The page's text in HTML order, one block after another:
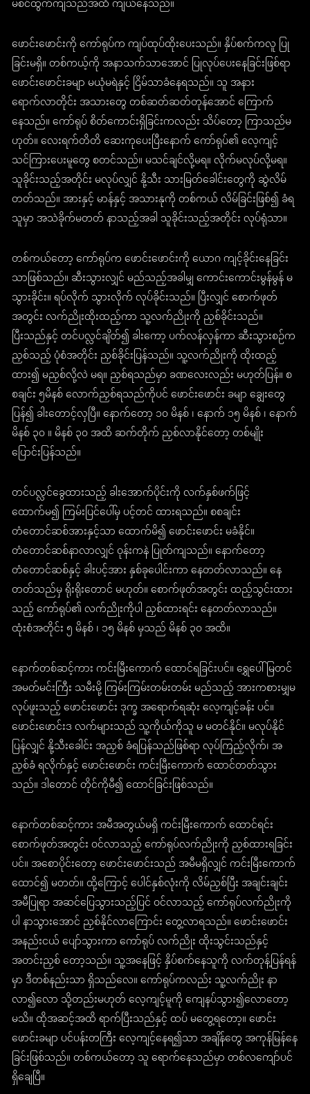
မစင်ထွက်ကျသည်အထိ ကျယ်နေသည်။
ဖောင်းဖောင်းကို ကော်ရုပ်က ကျပ်ထုပ်ထိုးပေးသည်။ နှိပ်စက်ကလူ ပြု
ခြင်းမရှိ။ တစ်ကယ့်ကို အနာသက်သာအောင် ပြုလုပ်ပေးနေခြင်းဖြစ်ရာ
ဖောင်းဖောင်းခမျာ မယုံမရဲနှင့် ငြိမ်သာခံနေရသည်။ သူ အနား
ရောက်လာတိုင်း အသားတွေ တစ်ဆတ်ဆတ်တုန်အောင် ကြောက်
နေသည်။ ကော်ရုပ် စိတ်ကောင်းရှိခြင်းကလည်း သိပ်တော့ ကြာသည်မ
ဟုတ်။ လေးရက်တိတိ ဆေးကုပေးပြီးနောက် ကော်ရုပ်၏ လေ့ကျင့်
သင်ကြားပေးမူတွေ စတင်သည်။ မသင်ချင်လို့မရ။ လိုက်မလုပ်လို့မရ။
သူခိုင်းသည့်အတိုင်း မလုပ်လျှင် နို့သီး သားမြတ်ခေါင်းတွေကို ဆွဲလိမ်
တတ်သည်။ အားနှင့် မာန်နှင့် အသားနုကို တစ်ကယ် လိမ်ခြင်းဖြစ်၍ ခံရ
သူမှာ အသဲခိုက်မတတ် နာသည့်အခါ သူခိုင်းသည့်အတိုင်း လုပ်ရုံသာ။
တစ်ကယ်တော့ ကော်ရုပ်က ဖောင်းဖောင်းကို ယောဂ ကျင့်ခိုင်းနေခြင်း
သာဖြစ်သည်။ ဆီးသွားလျှင် မည်သည့်အခါမျှ ကောင်းကောင်းမွန်မွန် မ
သွားခိုင်း။ ရပ်လိုက် သွားလိုက် လုပ်ခိုင်းသည်။ ပြီးလျှင် စောက်ဖုတ်
အတွင်း လက်ညိုးထိုးထည့်ကာ သူ့လက်ညိုးကို ညှစ်ခိုင်းသည်။
ပြီးသည်နှင့် တင်ပလ္လင်ချိတ်၍ ခါးကော့ ပက်လန်လှန်ကာ ဆီးသွားစဉ်က
ညှစ်သည့် ပုံစံအတိုင်း ညှစ်ခိုင်းပြန်သည်။ သူ့လက်ညိုးကို ထိုးထည့်
ထား၍ မညှစ်လို့လဲ မရ။ ညှစ်ရသည်မှာ ခဏလေးလည်း မဟုတ်ပြန်။ စ
စချင်း ၅မိနစ် လောက်ညှစ်ရသည်ကိုပင် ဖောင်းဖောင်း ခမျာ ချွေးတွေ
ပြန်၍ ခါးတောင့်လှပြီ။ နောက်တော့ ၁၀ မိနစ် ၊ နောက် ၁၅ မိနစ် ၊ နောက်
မိနစ် ၃၀ ။ မိနစ် ၃၀ အထိ ဆက်တိုက် ညှစ်လာနိုင်တော့ တစ်မျိုး
ပြောင်းပြန်သည်။
တင်ပလ္လင်ခွေထားသည့် ခါးအောက်ပိုင်းကို လက်နှစ်ဖက်ဖြင့်
ထောက်မ၍ ကြမ်းပြင်ပေါ်မှ ပင့်တင် ထားရသည်။ စစချင်း
တံတောင်ဆစ်အားနှင့်သာ ထောက်မိ၍ ဖောင်းဖောင်း မခံနိုင်။
တံတောင်ဆစ်နာလာလျှင် ဝုန်းကနဲ ပြုတ်ကျသည်။ နောက်တော့
တံတောင်ဆစ်နှင့် ခါးပင့်အား နှစ်ခုပေါင်းကာ နေတတ်လာသည်။ နေ
တတ်သည်မှ ရိုးရိုးတောင် မဟုတ်။ စောက်ဖုတ်အတွင်း ထည့်သွင်းထား
သည့် ကော်ရုပ်၏ လက်ညိုးကိုပါ ညှစ်ထားရင်း နေတတ်လာသည်။
ထုံးစံအတိုင်း ၅ မိနစ် ၊ ၁၅ မိနစ် မှသည် မိနစ် ၃၀ အထိ။
နောက်တစ်ဆင့်ကား ကင်းမြီးကောက် ထောင်ရခြင်းပင်။ ရွှေပေါ်မြတင်
အမတ်မင်းကြီး သမီးမို့ ကြမ်းကြမ်းတမ်းတမ်း မည်သည့် အားကစားမျှမ
လုပ်ဖူးသည့် ဖောင်းဖောင်း ဒုက္ခ အရောက်ရဆုံး လေ့ကျင့်ခန်း ပင်။
ဖောင်းဖောင်းဒ လက်များသည် သူ့ကိုယ်ကိုသူ မ မတင်နိုင်။ မလုပ်နိုင်
ပြန်လျှင် နို့သီးခေါင်း အညှစ် ခံရပြန်သည်ဖြစ်ရာ လုပ်ကြည့်လိုက်၊ အ
ညှစ်ခံ ရလိုက်နှင့် ဖောင်းဖောင်း ကင်းမြီးကောက် ထောင်တတ်သွား
သည်။ ဒါတောင် တိုင်ကိုမီ၍ ထောင်ခြင်းဖြစ်သည်။
နောက်တစ်ဆင့်ကား အမီအတွယ်မရှိ ကင်းမြီးကောက် ထောင်ရင်း
စောက်ဖုတ်အတွင်း ဝင်လာသည့် ကော်ရုပ်လက်ညိုးကို ညှစ်ထားရခြင်း
ပင်။ အစောပိုင်းတော့ ဖောင်းဖောင်းသည် အမီမရှိလျှင် ကင်းမြီးကောက်
ထောင်၍ မတတ်။ ထို့ကြောင့် ပေါင်နှစ်လုံးကို လိမ်ညှစ်ပြီး အချင်းချင်း
အမီပြုရာ အဆင်ပြေသွားသည့်ပြင် ဝင်လာသည့် ကော်ရုပ်လက်ညိုးကို
ပါ နာသွားအောင် ညှစ်နိုင်လာကြောင်း တွေ့လာရသည်။ ဖောင်းဖောင်း
အနည်းငယ် ပျော်သွားကာ ကော်ရုပ် လက်ညိုး ထိုးသွင်းသည်နှင့်
အတင်းညှစ် တော့သည်။ သူ့အနေဖြင့် နှိပ်စက်နေသူကို လက်တုန့်ပြန်ရန်
မှာ ဒီတစ်နည်းသာ ရှိသည်လေ။ ကော်ရုပ်ကလည်း သူ့လက်ညိုး နာ
လာ၍လော သို့တည်းမဟုတ် လေ့ကျင့်မူကို ကျေနပ်သွား၍လောတော့
မသိ။ ထိုအဆင့်အထိ ရာက်ပြီးသည်နှင့် ထပ် မတွေ့ရတော့။ ဖောင်း
ဖောင်းခမျာ ပင်ပန်းတကြီး လေ့ကျင့်နေရ၍သာ အချိန်တွေ အကုန်မြန်နေ
ခြင်းဖြစ်သည်။ တစ်ကယ်တော့ သူ ရောက်နေသည်မှာ တစ်လကျော်ပင်
ရှိချေပြီ။